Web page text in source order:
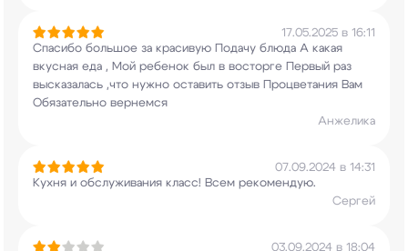
17.05.2025 в 16:11
Спасибо большое за красивую Подачу блюда А какая
вкусная еда , Мой ребенок был в восторге Первый раз
высказалась ,что нужно оставить отзыв Процветания Вам
Обязательно вернемся
Анжелика
07.09.2024 в 14:31
Кухня и обслуживания класс! Всем рекомендую.
Сергей
03.09.2024 в 18:04